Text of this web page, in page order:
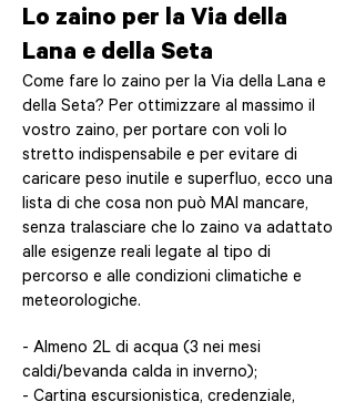
Lo zaino per la Via della
Lana e della Seta
Come fare lo zaino per la Via della Lana e
della Seta? Per ottimizzare al massimo il
vostro zaino, per portare con voli lo
stretto indispensabile e per evitare di
caricare peso inutile e superfluo, ecco una
lista di che cosa non può MAI mancare,
senza tralasciare che lo zaino va adattato
alle esigenze reali legate al tipo di
percorso e alle condizioni climatiche e
meteorologiche.
- Almeno 2L di acqua (3 nei mesi
caldi/bevanda calda in inverno);
- Cartina escursionistica, credenziale,